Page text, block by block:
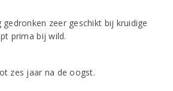
gedronken zeer geschikt bij kruidige
prima bij wild.
zes jaar na de oogst.